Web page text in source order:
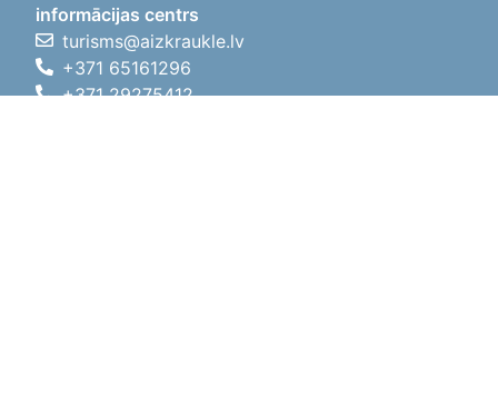
informācijas centrs
turisms@aizkraukle.lv
+371 65161296
+371 29275412